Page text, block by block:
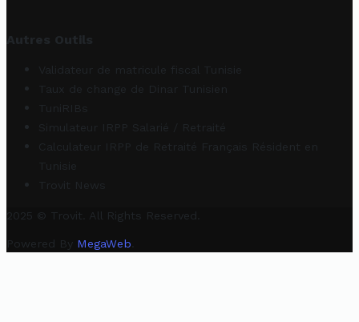
Autres Outils
Validateur de matricule fiscal Tunisie
Taux de change de Dinar Tunisien
TuniRIBs
Simulateur IRPP Salarié / Retraité
Calculateur IRPP de Retraité Français Résident en
Tunisie
Trovit News
2025 © Trovit. All Rights Reserved.
Powered By MegaWeb